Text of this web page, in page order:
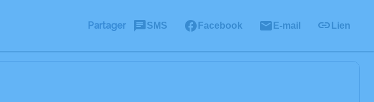
Partager SMS Facebook E-mail Lien